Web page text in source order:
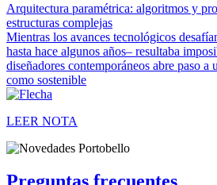
Arquitectura paramétrica: algoritmos y
estructuras complejas
Mientras los avances tecnológicos
hasta hace algunos años– resultaba
diseñadores contemporáneos abre paso
como sostenible
LEER NOTA